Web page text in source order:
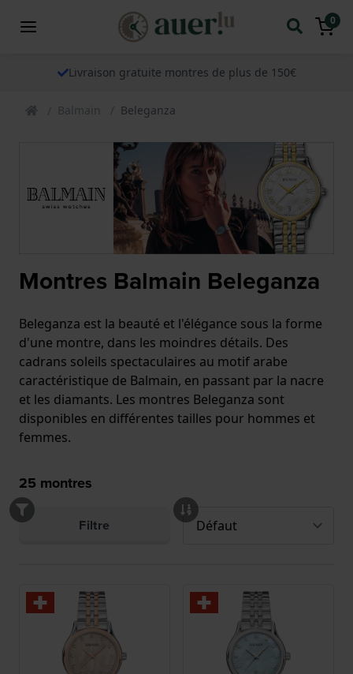
0
Livraison gratuite montres de plus de 150€
Balmain Beleganza
Montres Balmain Beleganza
Beleganza est la beauté et l'élégance sous la forme
d'une montre, dans les moindres détails. Des
cadrans soleils spectaculaires au motif arabe
caractéristique de Balmain, en passant par la nacre
et les diamants. Les montres Beleganza sont
disponibles en différentes tailles pour hommes et
femmes.
25 montres
Filtre